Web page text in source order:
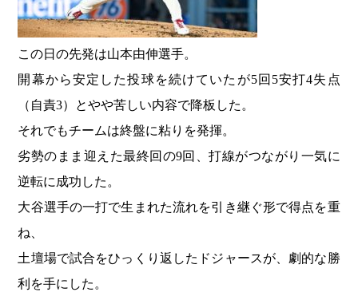
この日の先発は山本由伸選手。
開幕から安定した投球を続けていたが5回5安打4失点
（自責3）とやや苦しい内容で降板した。
それでもチームは終盤に粘りを発揮。
劣勢のまま迎えた最終回の9回、打線がつながり一気に
逆転に成功した。
大谷選手の一打で生まれた流れを引き継ぐ形で得点を重
ね、
土壇場で試合をひっくり返したドジャースが、劇的な勝
利を手にした。